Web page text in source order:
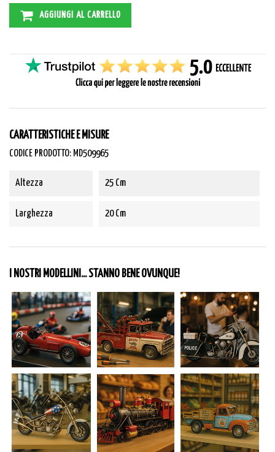
AGGIUNGI AL CARRELLO
CARATTERISTICHE E MISURE
CODICE PRODOTTO: MD509965
Altezza 25 Cm
Larghezza 20 Cm
I NOSTRI MODELLINI... STANNO BENE OVUNQUE!